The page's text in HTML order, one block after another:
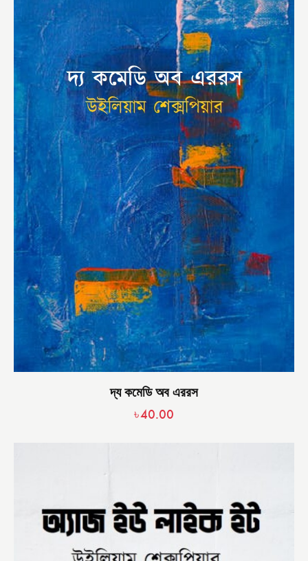
দ্য কমেডি অব এররস
৳40.00